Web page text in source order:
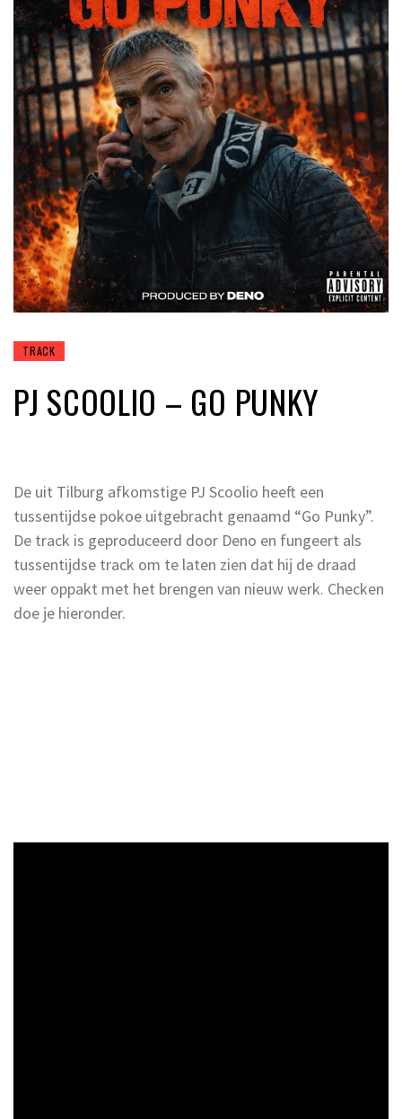
TRACK
PJ SCOOLIO – GO PUNKY
De uit Tilburg afkomstige PJ Scoolio heeft een
tussentijdse pokoe uitgebracht genaamd “Go Punky”.
De track is geproduceerd door Deno en fungeert als
tussentijdse track om te laten zien dat hij de draad
weer oppakt met het brengen van nieuw werk. Checken
doe je hieronder.